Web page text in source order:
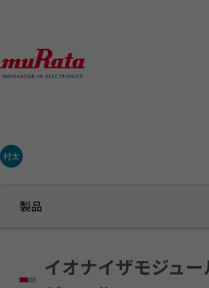
村太
製品
イオナイザモジュ